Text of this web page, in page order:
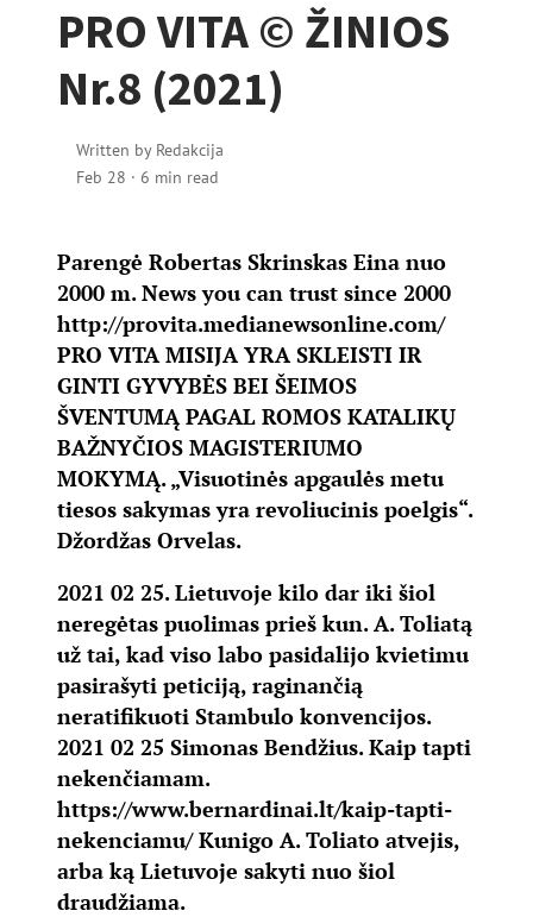
PRO VITA © ŽINIOS
Nr.8 (2021)
Written by Redakcija
Feb 28 · 6 min read
Parengė Robertas Skrinskas Eina nuo
2000 m. News you can trust since 2000
http://provita.medianewsonline.com/
PRO VITA MISIJA YRA SKLEISTI IR
GINTI GYVYBĖS BEI ŠEIMOS
ŠVENTUMĄ PAGAL ROMOS KATALIKŲ
BAŽNYČIOS MAGISTERIUMO
MOKYMĄ. „Visuotinės apgaulės metu
tiesos sakymas yra revoliucinis poelgis“.
Džordžas Orvelas.
2021 02 25. Lietuvoje kilo dar iki šiol
neregėtas puolimas prieš kun. A. Toliatą
už tai, kad viso labo pasidalijo kvietimu
pasirašyti peticiją, raginančią
neratifikuoti Stambulo konvencijos.
2021 02 25 Simonas Bendžius. Kaip tapti
nekenčiamam.
https://www.bernardinai.lt/kaip-tapti-
nekenciamu/Kunigo A. Toliato atvejis,
arba ką Lietuvoje sakyti nuo šiol
draudžiama.